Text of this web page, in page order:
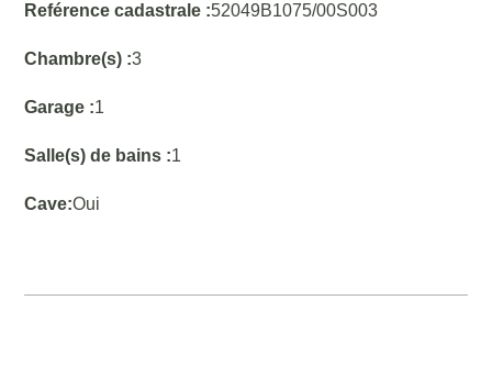
Reférence cadastrale :52049B1075/00S003
Chambre(s) :3
Garage :1
Salle(s) de bains :1
Cave:Oui